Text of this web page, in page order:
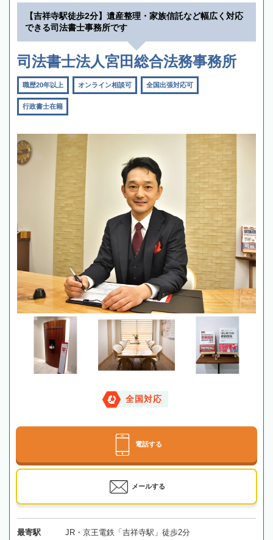
【吉祥寺駅徒歩2分】遺産整理・家族信託など幅広く対応
できる司法書士事務所です
司法書士法人宮田総合法務事務所
職歴20年以上 オンライン相談可 全国出張対応可
行政書士在籍
全国対応
電話する
メールする
最寄駅 JR・京王電鉄「吉祥寺駅」徒歩2分